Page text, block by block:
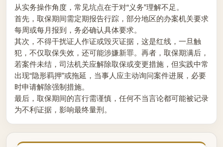
从实务操作角度，常见坑点在于对“义务”理解不足。
首先，取保期间需定期报告行踪，部分地区的办案机关要求
每周或每月报到，务必确认具体要求。
其次，不得干扰证人作证或毁灭证据，这是红线，一旦触
犯，不仅取保失效，还可能涉嫌新罪。再者，取保期满后，
若案件未结，司法机关应解除取保或变更措施，但实践中常
出现“隐形羁押”或拖延，当事人应主动询问案件进展，必要
时申请解除强制措施。
最后，取保期间的言行需谨慎，任何不当言论都可能被记录
为不利证据，影响最终量刑。